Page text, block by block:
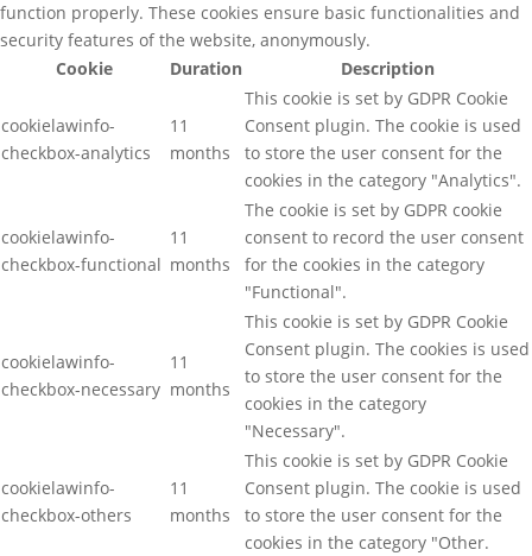
function properly. These cookies ensure basic functionalities and
security features of the website, anonymously.
Cookie
Duration Description
cookielawinfo-
checkbox-analytics
11
months
This cookie is set by GDPR Cookie
Consent plugin. The cookie is used
to store the user consent for the
cookies in the category "Analytics".
cookielawinfo-
checkbox-functional
11
months
The cookie is set by GDPR cookie
consent to record the user consent
for the cookies in the category
"Functional".
cookielawinfo-
checkbox-necessary
11
months
This cookie is set by GDPR Cookie
Consent plugin. The cookies is used
to store the user consent for the
cookies in the category
"Necessary".
cookielawinfo-
checkbox-others
11
months
This cookie is set by GDPR Cookie
Consent plugin. The cookie is used
to store the user consent for the
cookies in the category "Other.